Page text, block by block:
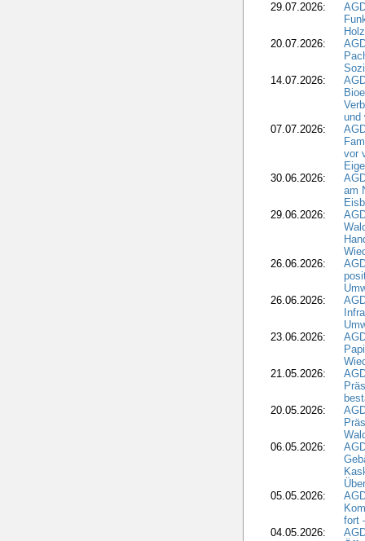
29.07.2026:
20.07.2026:
14.07.2026:
und
07.07.2026:
vor
30.06.2026:
am
29.06.2026:
26.06.2026:
26.06.2026:
23.06.2026:
21.05.2026:
20.05.2026:
06.05.2026:
05.05.2026:
fort
04.05.2026: